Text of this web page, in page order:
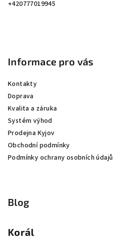
+420777019945
Informace pro vás
Kontakty
Doprava
Kvalita a záruka
Systém výhod
Prodejna Kyjov
Obchodní podmínky
Podmínky ochrany osobních údajů
Blog
Korál